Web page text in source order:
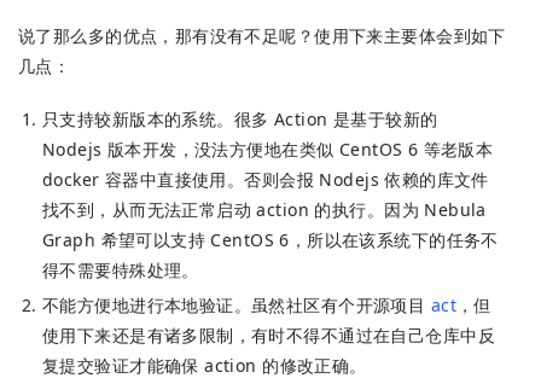
说了那么多的优点，那有没有不足呢？使用下来主要体会到如下
几点：
只支持较新版本的系统。很多 Action 是基于较新的
Nodejs 版本开发，没法方便地在类似 CentOS 6 等老版本
docker 容器中直接使用。否则会报 Nodejs 依赖的库文件
找不到，从而无法正常启动 action 的执行。因为 Nebula
Graph 希望可以支持 CentOS 6，所以在该系统下的任务不
得不需要特殊处理。
不能方便地进行本地验证。虽然社区有个开源项目 act，但
使用下来还是有诸多限制，有时不得不通过在自己仓库中反
复提交验证才能确保 action 的修改正确。